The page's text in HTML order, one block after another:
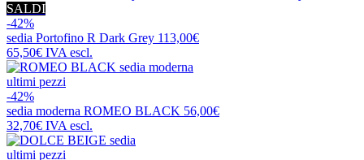
SALDI
-42%
sedia Portofino R Dark Grey 113,00€
65,50€ IVA escl.
ultimi pezzi
-42%
sedia moderna ROMEO BLACK 56,00€
32,70€ IVA escl.
ultimi pezzi